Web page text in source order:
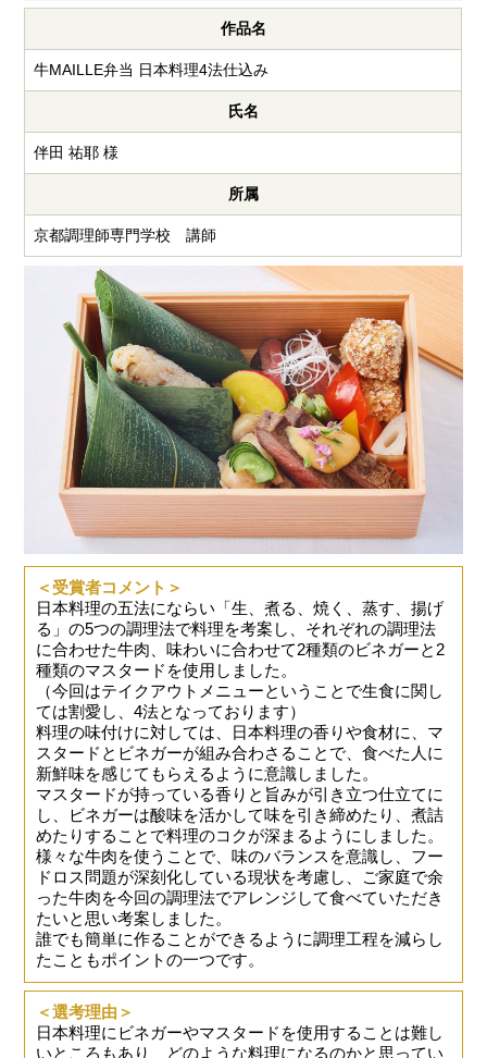
作品名
牛MAILLE弁当 日本料理4法仕込み
氏名
伴田 祐耶 様
所属
京都調理師専門学校 講師
＜受賞者コメント＞
日本料理の五法にならい「生、煮る、焼く、蒸す、揚げ
る」の5つの調理法で料理を考案し、それぞれの調理法
に合わせた牛肉、味わいに合わせて2種類のビネガーと2
種類のマスタードを使用しました。
（今回はテイクアウトメニューということで生食に関し
ては割愛し、4法となっております）
料理の味付けに対しては、日本料理の香りや食材に、マ
スタードとビネガーが組み合わさることで、食べた人に
新鮮味を感じてもらえるように意識しました。
マスタードが持っている香りと旨みが引き立つ仕立てに
し、ビネガーは酸味を活かして味を引き締めたり、煮詰
めたりすることで料理のコクが深まるようにしました。
様々な牛肉を使うことで、味のバランスを意識し、フー
ドロス問題が深刻化している現状を考慮し、ご家庭で余
った牛肉を今回の調理法でアレンジして食べていただき
たいと思い考案しました。
誰でも簡単に作ることができるように調理工程を減らし
たこともポイントの一つです。
＜選考理由＞
日本料理にビネガーやマスタードを使用することは難し
いところもあり、どのような料理になるのかと思ってい